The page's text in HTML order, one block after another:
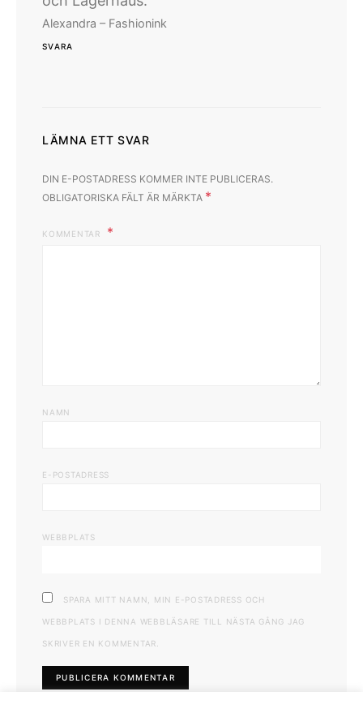
Alexandra – Fashionink
SVARA
LÄMNA ETT SVAR
DIN E-POSTADRESS KOMMER INTE PUBLICERAS.
OBLIGATORISKA FÄLT ÄR MÄRKTA *
KOMMENTAR
NAMN
E-POSTADRESS
WEBBPLATS
SPARA MITT NAMN, MIN E-POSTADRESS OCH
WEBBPLATS I DENNA WEBBLÄSARE TILL NÄSTA GÅNG JAG
SKRIVER EN KOMMENTAR.